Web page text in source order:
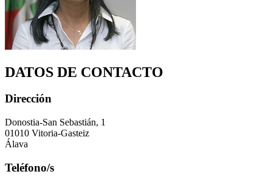
DATOS DE CONTACTO
Dirección
Donostia-San Sebastián, 1
01010 Vitoria-Gasteiz
Álava
Teléfono/s